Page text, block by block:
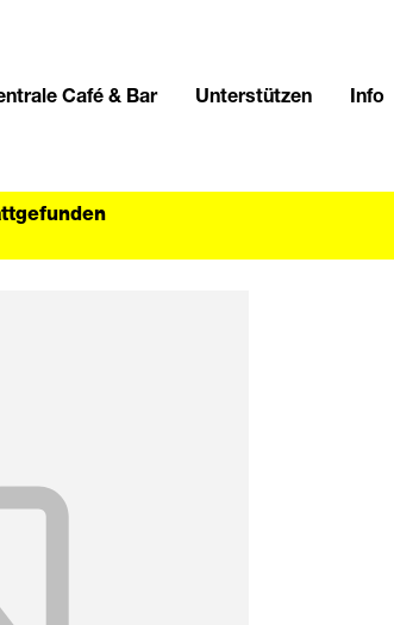
Café & Bar Unterstützen Info